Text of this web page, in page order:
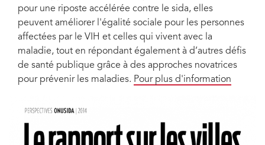
pour une riposte accélérée contre le sida, elles
peuvent améliorer l'égalité sociale pour les personnes
affectées par le VIH et celles qui vivent avec la
maladie, tout en répondant également à d’autres défis
de santé publique grâce à des approches novatrices
pour prévenir les maladies. Pour plus d'information